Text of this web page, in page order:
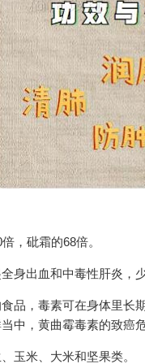
，砒霜的68倍。
身出血和中毒性肝炎，
品，毒素可在身体里长
中，黄曲霉毒素的致癌
玉米、大米和坚果类。